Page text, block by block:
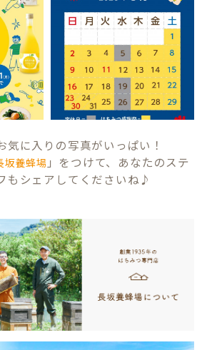
気に入りの写真がいっぱい！
坂養蜂場 」をつけて、あなたのステ
もシェアしてくださいね♪